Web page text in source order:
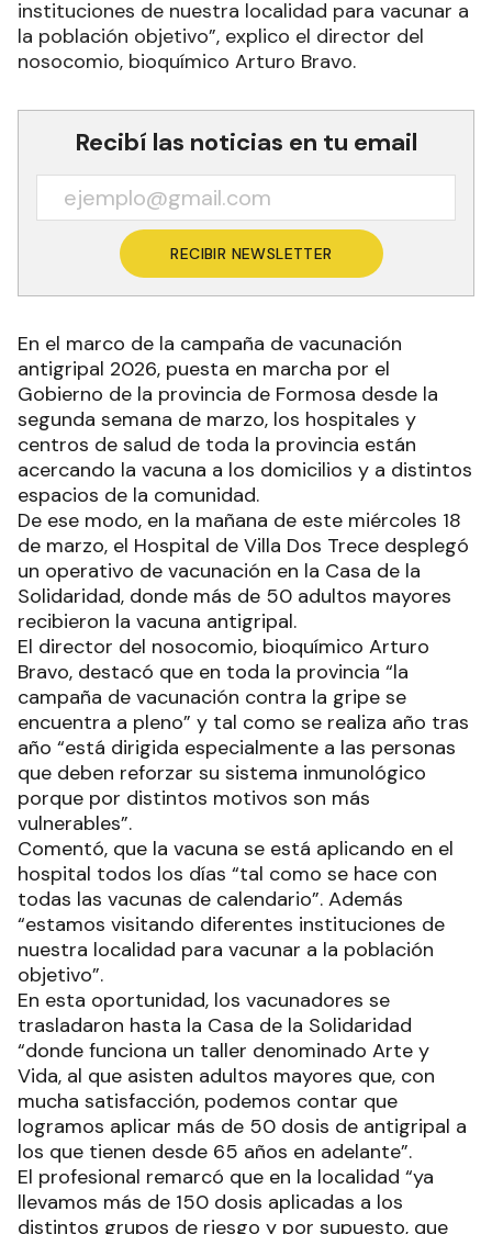
instituciones de nuestra localidad para vacunar a
la población objetivo”, explico el director del
nosocomio, bioquímico Arturo Bravo.
Recibí las noticias en tu email
RECIBIR NEWSLETTER
En el marco de la campaña de vacunación
antigripal 2026, puesta en marcha por el
Gobierno de la provincia de Formosa desde la
segunda semana de marzo, los hospitales y
centros de salud de toda la provincia están
acercando la vacuna a los domicilios y a distintos
espacios de la comunidad.
De ese modo, en la mañana de este miércoles 18
de marzo, el Hospital de Villa Dos Trece desplegó
un operativo de vacunación en la Casa de la
Solidaridad, donde más de 50 adultos mayores
recibieron la vacuna antigripal.
El director del nosocomio, bioquímico Arturo
Bravo, destacó que en toda la provincia “la
campaña de vacunación contra la gripe se
encuentra a pleno” y tal como se realiza año tras
año “está dirigida especialmente a las personas
que deben reforzar su sistema inmunológico
porque por distintos motivos son más
vulnerables”.
Comentó, que la vacuna se está aplicando en el
hospital todos los días “tal como se hace con
todas las vacunas de calendario”. Además
“estamos visitando diferentes instituciones de
nuestra localidad para vacunar a la población
objetivo”.
En esta oportunidad, los vacunadores se
trasladaron hasta la Casa de la Solidaridad
“donde funciona un taller denominado Arte y
Vida, al que asisten adultos mayores que, con
mucha satisfacción, podemos contar que
logramos aplicar más de 50 dosis de antigripal a
los que tienen desde 65 años en adelante”.
El profesional remarcó que en la localidad “ya
llevamos más de 150 dosis aplicadas a los
distintos grupos de riesgo y por supuesto, que